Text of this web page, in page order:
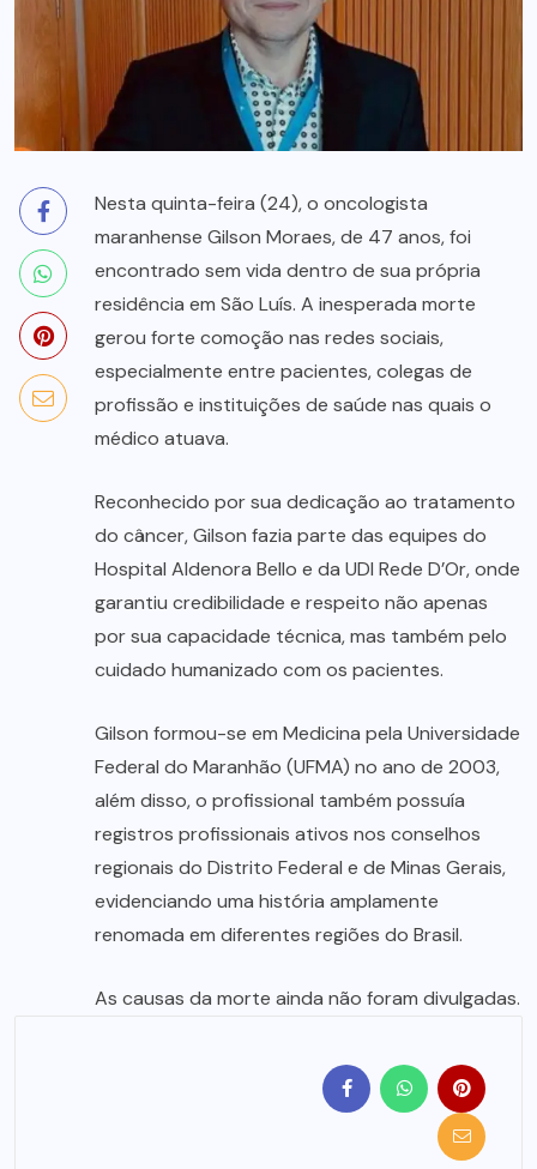
Nesta quinta-feira (24), o oncologista
maranhense Gilson Moraes, de 47 anos, foi
encontrado sem vida dentro de sua própria
residência em São Luís. A inesperada morte
gerou forte comoção nas redes sociais,
especialmente entre pacientes, colegas de
profissão e instituições de saúde nas quais o
médico atuava.
Reconhecido por sua dedicação ao tratamento
do câncer, Gilson fazia parte das equipes do
Hospital Aldenora Bello e da UDI Rede D’Or, onde
garantiu credibilidade e respeito não apenas
por sua capacidade técnica, mas também pelo
cuidado humanizado com os pacientes.
Gilson formou-se em Medicina pela Universidade
Federal do Maranhão (UFMA) no ano de 2003,
além disso, o profissional também possuía
registros profissionais ativos nos conselhos
regionais do Distrito Federal e de Minas Gerais,
evidenciando uma história amplamente
renomada em diferentes regiões do Brasil.
As causas da morte ainda não foram divulgadas.